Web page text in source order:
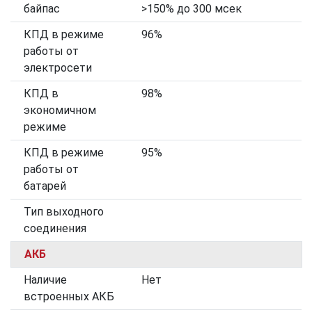
байпас
>150% до 300 мсек
КПД в режиме
работы от
электросети
96%
КПД в
экономичном
режиме
98%
КПД в режиме
работы от
батарей
95%
Тип выходного
соединения
АКБ
Наличие
встроенных АКБ
Нет